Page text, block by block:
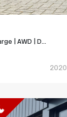
| AWD | D...
2020